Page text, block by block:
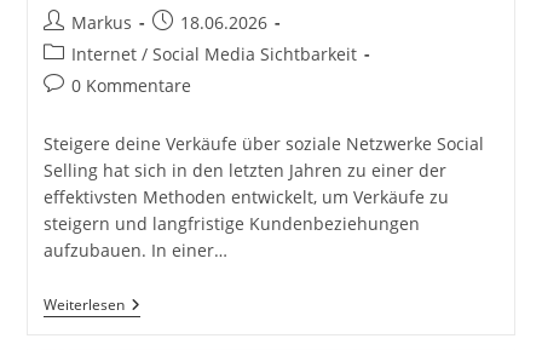
Beitrags-
Autor:
Markus
Beitrag
veröffentlicht:
18.06.2026
Beitrags-
Kategorie:
Internet / Social Media Sichtbarkeit
Beitrags-
0 Kommentare
Steigere deine Verkäufe über soziale Netzwerke Social
Selling hat sich in den letzten Jahren zu einer der
effektivsten Methoden entwickelt, um Verkäufe zu
steigern und langfristige Kundenbeziehungen
aufzubauen. In einer…
WeiterlesenDer
Ultimative